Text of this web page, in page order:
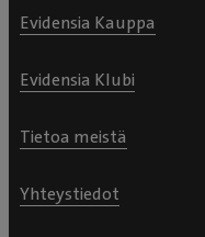
Evidensia Kauppa
Evidensia Klubi
Tietoa meistä
Yhteystiedot